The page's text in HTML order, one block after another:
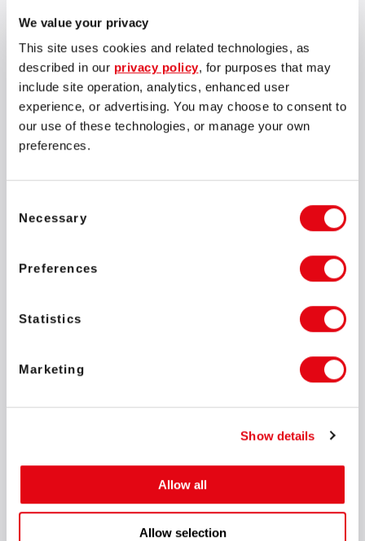
We value your privacy
This site uses cookies and related technologies, as
described in our privacy policy, for purposes that may
include site operation, analytics, enhanced user
experience, or advertising. You may choose to consent to
our use of these technologies, or manage your own
preferences.
Selection
Necessary
Preferences
Statistics
Marketing
Show details
Allow all
Allow selection
чёткой целью — занять место среди ведущих премиальных
подход к игре и современные технологии. Компания
фокусируется на продуманном дизайне, удобном
пользовательском опыте и выстраивании долгосрочных
отношений с игроками. Партнёрство с SOFTSWISS
позволяет PantherBet опираться на технологии, уже
успешно зарекомендовавшие себя на регулируемых
рынках Европы, Латинской Америки и Африки.
Партнёрство с операторами, которые разделяют наш
подход к ответственности и качеству, — важная часть
чётким пониманием своих целей и фокусом на
качестве продукта, стабильной работе и учёте
доказавшие свою эффективность на разных рынках,
помогают операторам расти и выделяться, и мы
дальнейшего развития в регионе.
Руководитель по региональному развитию